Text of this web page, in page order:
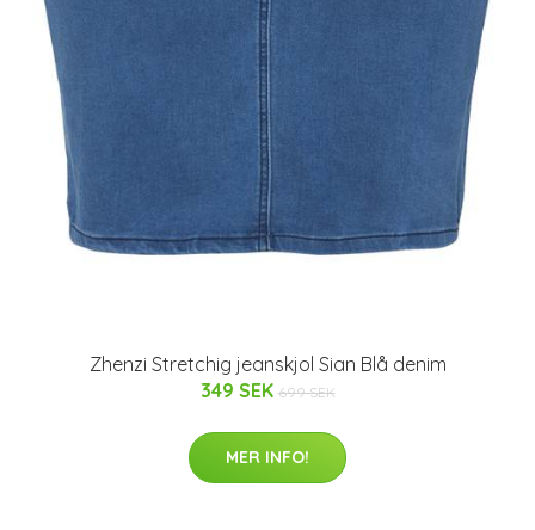
Zhenzi Stretchig jeanskjol Sian Blå denim
349 SEK 699 SEK
MER INFO!